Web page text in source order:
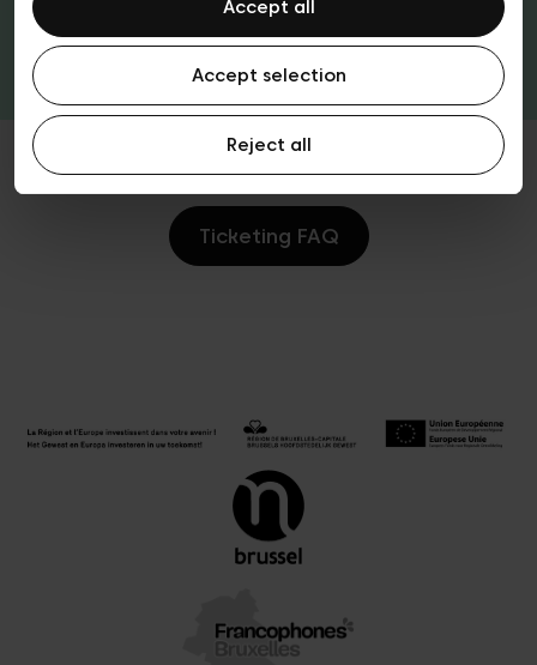
Accept all
Accept selection
Reject all
Tickets & passen
Ticketing FAQ